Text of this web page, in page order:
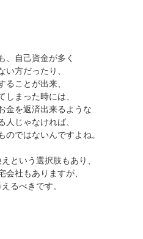
、自己資金が多く
い方だったり、
ることが出来、
しまった時には、
金を返済出来るような
人じゃなければ、
のではないんですよね。
という選択肢もあり、
会社もありますが、
るべきです。